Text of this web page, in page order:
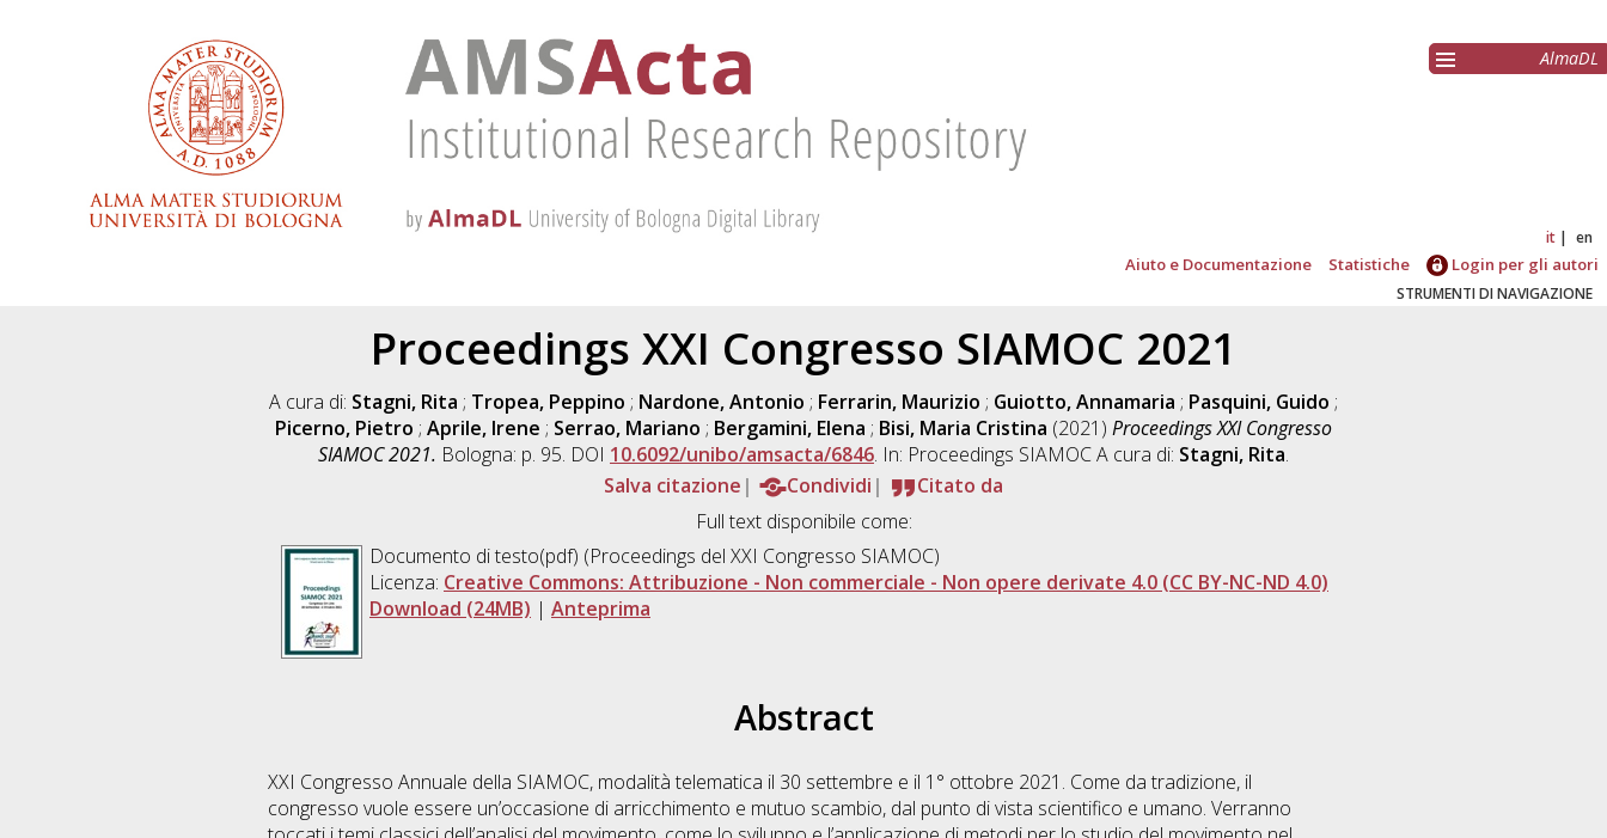
AlmaDL
it en
Aiuto e Documentazione Statistiche Login per gli autori
STRUMENTI DI NAVIGAZIONE
Proceedings XXI Congresso SIAMOC 2021
A cura di: Stagni, Rita ; Tropea, Peppino ; Nardone, Antonio ; Ferrarin, Maurizio ; Guiotto, Annamaria ; Pasquini, Guido ;
Picerno, Pietro ; Aprile, Irene ; Serrao, Mariano ; Bergamini, Elena ; Bisi, Maria Cristina (2021) Proceedings XXI Congresso
SIAMOC 2021. Bologna: p. 95. DOI 10.6092/unibo/amsacta/6846. In: Proceedings SIAMOC A cura di: Stagni, Rita.
Salva citazione
Condividi
Citato da
Full text disponibile come:
Documento di testo(pdf) (Proceedings del XXI Congresso SIAMOC)
Licenza: Creative Commons: Attribuzione - Non commerciale - Non opere derivate 4.0 (CC BY-NC-ND 4.0)
Download (24MB) | Anteprima
Abstract
XXI Congresso Annuale della SIAMOC, modalità telematica il 30 settembre e il 1° ottobre 2021. Come da tradizione, il
congresso vuole essere un’occasione di arricchimento e mutuo scambio, dal punto di vista scientifico e umano. Verranno